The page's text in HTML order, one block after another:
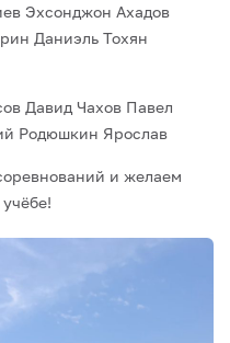
Эхсонджон Ахадов
Даниэль Тохян
Давид Чахов Павел
Родюшкин Ярослав
и желаем